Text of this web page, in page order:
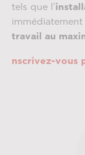
tels que l’
immédiatement
travail au
nscrivez-vous